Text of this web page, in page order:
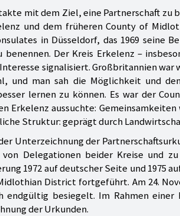
mit dem Ziel, eine Partnerschaft zu
und dem früheren County of
in Düsseldorf, das 1969 seine
benennen. Der Kreis Erkelenz –
signalisiert. Großbritannien
und man sah die Möglichkeit und
lernen zu können. Es war der
Erkelenz aussuchte:
Struktur: geprägt durch
Unterzeichnung der
von Delegationen beider Kreise und
1972 auf deutscher Seite und 1975
District fortgeführt. Am 24.
endgültig besiegelt. Im Rahmen
der Urkunden.